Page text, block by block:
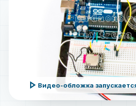
play_arrow Видео-обложка